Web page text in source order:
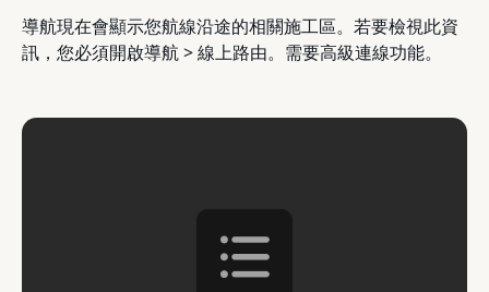
導航現在會顯示您航線沿途的相關施工區。若要檢視此資
訊，您必須開啟導航 > 線上路由。需要高級連線功能。